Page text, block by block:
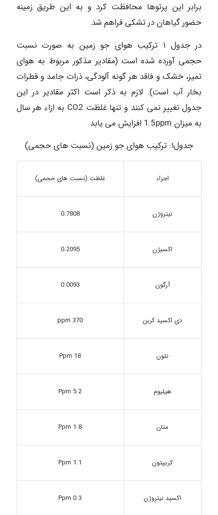
برابر این پرتوها محافظت کرد و به این طریق زمینه
حضور گیاهان در تشکی فراهم شد.
در جدول ۱ ترکیب هوای جو زمین به صورت نسبت
حجمی آورده شده است (مقادیر مذکور مربوط به هوای
تمیز، خشک و فاقد هر گونه آلودگی، ذرات جامد و قطرات
بخار آب است). لازم به ذکر است اکثر مقادیر در این
جدول تغییر نمی کنند و تنها غلظت CO2 به ازاء هر سال
به میزان 1.5ppm افزایش می یابد.
جدول۱: ترکیب هوای جو زمین (نسبت های حجمی)
اجزاء غلظت (نسبت های حجمی)
نیتروژن 0.7808
اکسیژن 0.2095
آرگون 0.0093
دی اکسید کربن 370 ppm
نئون 18 Ppm
هیلیوم 5.2 Ppm
متان 1.8 Ppm
کریپتون 1.1 Ppm
اکسید نیتروژن 0.3 Ppm